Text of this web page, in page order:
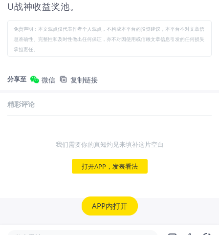
U战神收益奖池。
免责声明：本文观点仅代表作者个人观点，不构成本平台的投资建议，本平台不对文章信
息准确性、完整性和及时性做出任何保证，亦不对因使用或信赖文章信息引发的任何损失
承担责任。
分享至 微信 复制链接
精彩评论
我们需要你的真知灼见来填补这片空白
打开APP，发表看法
APP内打开